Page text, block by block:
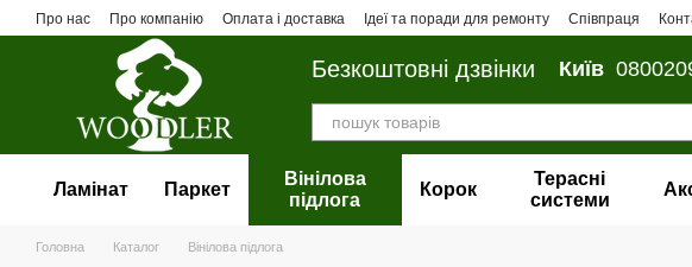
Перейти до основного контенту
Про нас Про компанію Оплата і доставка Ідеї та поради для ремонту Співпраця
Безкоштовні дзвінки Київ
Ламінат Паркет
Вінілова
пiдлога
Корок
Терасні
системи
Головна Каталог Вінілова пiдлога